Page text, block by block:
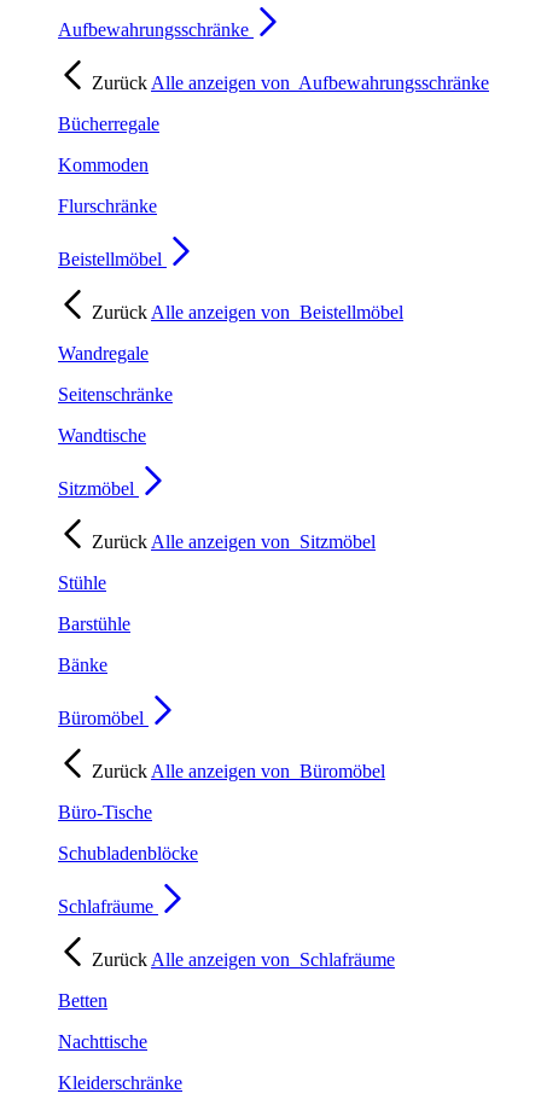
Aufbewahrungsschränke
Zurück Alle anzeigen von Aufbewahrungsschränke
Bücherregale
Kommoden
Flurschränke
Beistellmöbel
Zurück Alle anzeigen von Beistellmöbel
Wandregale
Seitenschränke
Wandtische
Sitzmöbel
Zurück Alle anzeigen von Sitzmöbel
Stühle
Barstühle
Bänke
Büromöbel
Zurück Alle anzeigen von Büromöbel
Büro-Tische
Schubladenblöcke
Schlafräume
Zurück Alle anzeigen von Schlafräume
Betten
Nachttische
Kleiderschränke